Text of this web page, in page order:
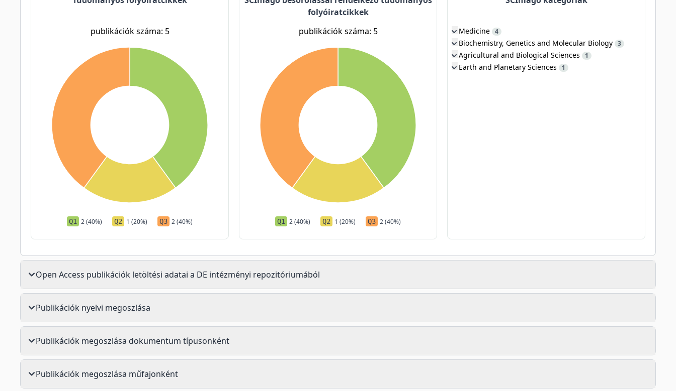
publikációk száma: 5
Q1 2 (40%) Q2 1 (20%) Q3 2 (40%)
folyóiratcikkek
publikációk száma: 5
Q1 2 (40%) Q2 1 (20%) Q3 2 (40%)
Medicine 4
Biochemistry, Genetics and Molecular Biology 3
Agricultural and Biological Sciences 1
Earth and Planetary Sciences 1
Open Access publikációk letöltési adatai a DE intézményi repozitóriumából
Publikációk nyelvi megoszlása
Publikációk megoszlása dokumentum típusonként
Publikációk megoszlása műfajonként